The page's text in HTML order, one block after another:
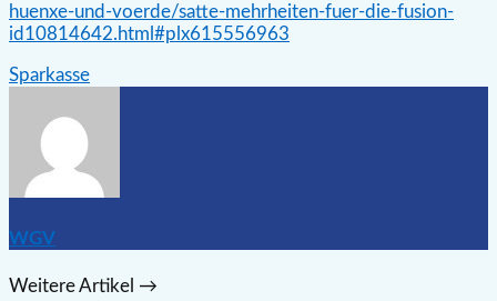
huenxe-und-voerde/satte-mehrheiten-fuer-die-fusion-
id10814642.html#plx615556963
Sparkasse
WGV
Weitere Artikel →